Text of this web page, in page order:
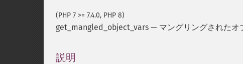
(PHP 7 >= 7.4.0, PHP 8)
get_mangled_object_vars — マングリングされた
説明